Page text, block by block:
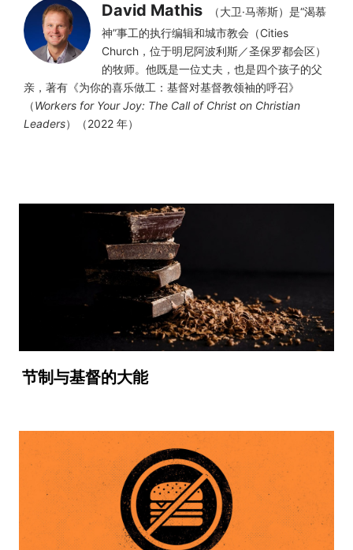
David Mathis
（大卫·马蒂斯）是“渴慕
神”事工的执行编辑和城市教会（Cities
Church，位于明尼阿波利斯／圣保罗都会区）
的牧师。他既是一位丈夫，也是四个孩子的父
亲，著有《为你的喜乐做工：基督对基督教领袖的呼召》
（Workers for Your Joy: The Call of Christ on Christian
Leaders）（2022 年）
节制与基督的大能